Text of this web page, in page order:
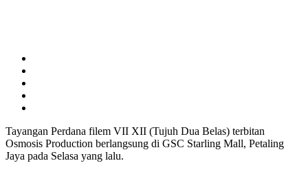
Tayangan Perdana filem VII XII (Tujuh Dua Belas) terbitan
Osmosis Production berlangsung di GSC Starling Mall, Petaling
Jaya pada Selasa yang lalu.